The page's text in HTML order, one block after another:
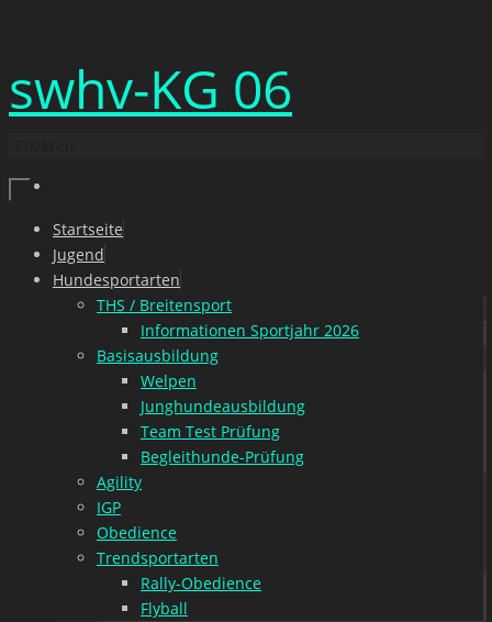
Inhalt
springen
swhv-KG 06
Zum
Inhalt
springen
Startseite
Jugend
Hundesportarten
THS / Breitensport
Informationen Sportjahr 2026
Basisausbildung
Welpen
Junghundeausbildung
Team Test Prüfung
Begleithunde-Prüfung
Agility
IGP
Obedience
Trendsportarten
Rally-Obedience
Flyball